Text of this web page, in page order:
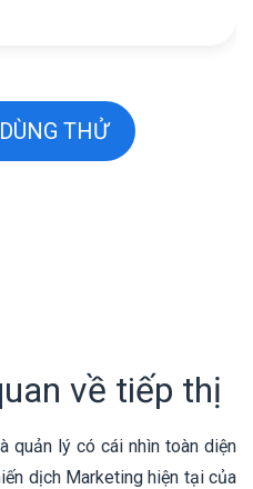
THỬ
về tiếp thị
quản lý có cái nhìn toàn diện
dịch Marketing hiện tại của